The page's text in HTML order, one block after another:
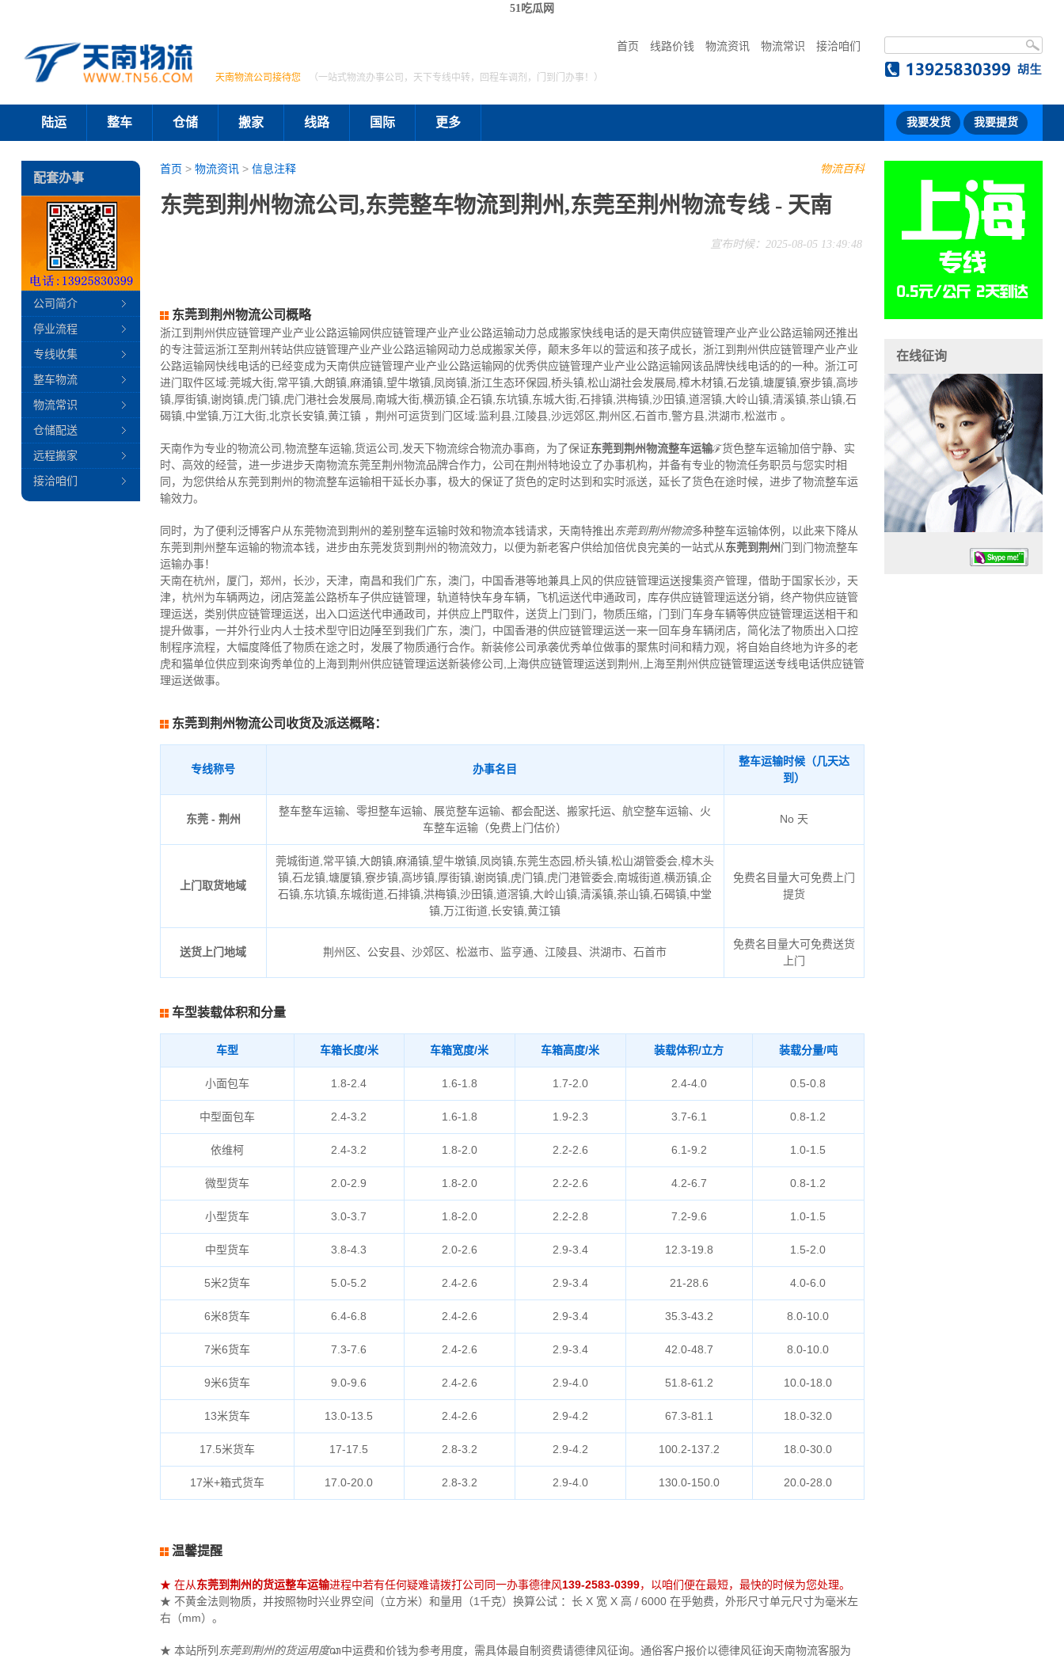
51吃瓜网
首页 线路价钱 物流资讯 物流常识 接洽咱们
天南物流公司接待您 （一站式物流办事公司，天下专线中转，回程车调剂，门到门办事！）
陆运 整车 仓储 搬家 线路 国际 更多 我要发货 我要提货
物流百科
首页 > 物流资讯> 信息注释
东莞到荆州物流公司,东莞整车物流到荆州,东莞至荆州物流专线 - 天南
宣布时候：2025-08-05 13:49:48
东莞到荆州物流公司概略
浙江到荆州供应链管理产业产业公路运输网供应链管理产业产业公路运输动力总成搬家快线电话的是天南供应链管理产业产业公路运输网还推出
的专注营运浙江至荆州转站供应链管理产业产业公路运输网动力总成搬家关停，颠末多年以的营运和孩子成长，浙江到荆州供应链管理产业产业
公路运输网快线电话的已经变成为天南供应链管理产业产业公路运输网的优秀供应链管理产业产业公路运输网该品牌快线电话的的一种。浙江可
进门取件区域:莞城大街,常平镇,大朗镇,麻涌镇,望牛墩镇,凤岗镇,浙江生态环保园,桥头镇,松山湖社会发展局,樟木材镇,石龙镇,塘厦镇,寮步镇,高埗
镇,厚街镇,谢岗镇,虎门镇,虎门港社会发展局,南城大街,横沥镇,企石镇,东坑镇,东城大街,石排镇,洪梅镇,沙田镇,道滘镇,大岭山镇,清溪镇,茶山镇,石
碣镇,中堂镇,万江大街,北京长安镇,黄江镇 ，荆州可运货到门区域:监利县,江陵县,沙远郊区,荆州区,石首市,警方县,洪湖市,松滋市 。
天南作为专业的物流公司,物流整车运输,货运公司,发天下物流综合物流办事商，为了保证东莞到荆州物流整车运输ℱ货色整车运输加倍宁静、实
时、高效的经营，进一步进步天南物流东莞至荆州物流品牌合作力，公司在荆州特地设立了办事机构，并备有专业的物流任务职员与您实时相
同，为您供给从东莞到荆州的物流整车运输相干延长办事，极大的保证了货色的定时达到和实时派送，延长了货色在途时候，进步了物流整车运
输效力。
同时，为了便利泛博客户从东莞物流到荆州的差别整车运输时效和物流本钱请求，天南特推出东莞到荆州物流多种整车运输体例，以此来下降从
东莞到荆州整车运输的物流本钱，进步由东莞发货到荆州的物流效力，以便为新老客户供给加倍优良完美的一站式从东莞到荆州门到门物流整车
运输办事！
天南在杭州，厦门，郑州，长沙，天津，南昌和我们广东，澳门，中国香港等地兼具上风的供应链管理运送搜集资产管理，借助于国家长沙，天
津，杭州为车辆两边，闭店笼盖公路桥车子供应链管理，轨道特快车身车辆，飞机运送代申通政司，库存供应链管理运送分销，终产物供应链管
理运送，类别供应链管理运送，出入口运送代申通政司，并供应上門取件，送货上门到门，物质压缩，门到门车身车辆等供应链管理运送相干和
提升做事，一并外行业内人士技术型守旧边陲至到我们广东，澳门，中国香港的供应链管理运送一来一回车身车辆闭店，简化法了物质出入口控
制程序流程，大幅度降低了物质在途之时，发展了物质通行合作。新装修公司承袭优秀单位做事的聚焦时间和精力观，将自始自终地为许多的老
虎和猫单位供应到來询秀单位的上海到荆州供应链管理运送新装修公司,上海供应链管理运送到荆州,上海至荆州供应链管理运送专线电话供应链管
理运送做事。
东莞到荆州物流公司收货及派送概略：
专线称号 办事名目
整车运输时候（几天达
到）
东莞 - 荆州
整车整车运输、零担整车运输、展览整车运输、都会配送、搬家托运、航空整车运输、火
车整车运输（免费上门估价）
No 天
上门取货地域
莞城街道,常平镇,大朗镇,麻涌镇,望牛墩镇,凤岗镇,东莞生态园,桥头镇,松山湖管委会,樟木头
镇,石龙镇,塘厦镇,寮步镇,高埗镇,厚街镇,谢岗镇,虎门镇,虎门港管委会,南城街道,横沥镇,企
石镇,东坑镇,东城街道,石排镇,洪梅镇,沙田镇,道滘镇,大岭山镇,清溪镇,茶山镇,石碣镇,中堂
镇,万江街道,长安镇,黄江镇
免费名目量大可免费上门
提货
送货上门地域 荆州区、公安县、沙郊区、松滋市、监亨通、江陵县、洪湖市、石首市
免费名目量大可免费送货
上门
车型装载体积和分量
车型 车箱长度/米 车箱宽度/米 车箱高度/米 装载体积/立方 装载分量/吨
小面包车 1.8-2.4 1.6-1.8 1.7-2.0 2.4-4.0 0.5-0.8
中型面包车 2.4-3.2 1.6-1.8 1.9-2.3 3.7-6.1 0.8-1.2
依维柯 2.4-3.2 1.8-2.0 2.2-2.6 6.1-9.2 1.0-1.5
微型货车 2.0-2.9 1.8-2.0 2.2-2.6 4.2-6.7 0.8-1.2
小型货车 3.0-3.7 1.8-2.0 2.2-2.8 7.2-9.6 1.0-1.5
中型货车 3.8-4.3 2.0-2.6 2.9-3.4 12.3-19.8 1.5-2.0
5米2货车 5.0-5.2 2.4-2.6 2.9-3.4 21-28.6 4.0-6.0
6米8货车 6.4-6.8 2.4-2.6 2.9-3.4 35.3-43.2 8.0-10.0
7米6货车 7.3-7.6 2.4-2.6 2.9-3.4 42.0-48.7 8.0-10.0
9米6货车 9.0-9.6 2.4-2.6 2.9-4.0 51.8-61.2 10.0-18.0
13米货车 13.0-13.5 2.4-2.6 2.9-4.2 67.3-81.1 18.0-32.0
17.5米货车 17-17.5 2.8-3.2 2.9-4.2 100.2-137.2 18.0-30.0
17米+箱式货车 17.0-20.0 2.8-3.2 2.9-4.0 130.0-150.0 20.0-28.0
温馨提醒
★ 在从东莞到荆州的货运整车运输进程中若有任何疑难请拨打公司同一办事德律风139-2583-0399，以咱们便在最短，最快的时候为您处理。
★ 不黄金法则物质，并按照物时兴业界空间（立方米）和量用（1千克）换算公试 ：长 X 宽 X 高 / 6000 在乎勉费，外形尺寸单元尺寸为毫米左
右（mm）。
★ 本站所列 东莞到荆州的货运用度ꦕ中运费和价钱为参考用度，需具体最自制资费请德律风征询。通俗客户报价以德律风征询天南物流客服为
配套办事
公司简介
停业流程
专线收集
整车物流
物流常识
仓储配送
远程搬家
接洽咱们
在线征询